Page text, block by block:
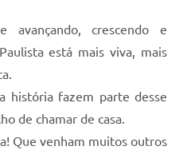
avançando, crescendo e
está mais viva, mais
história fazem parte desse
de chamar de casa.
Que venham muitos outros